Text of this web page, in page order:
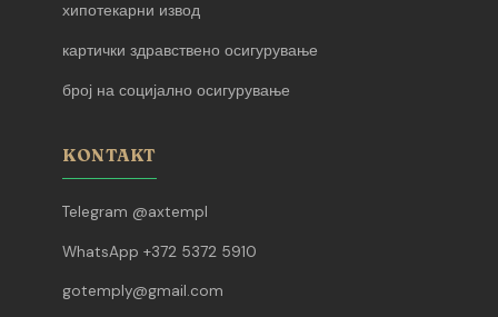
хипотекарни извод
картички здравствено осигурување
број на социјално осигурување
KONTAKT
Telegram @axtempl
WhatsApp +372 5372 5910
gotemply@gmail.com